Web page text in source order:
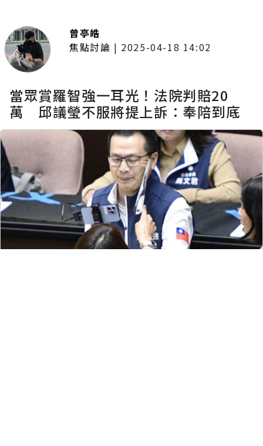
曾亭皓
焦點討論 | 2025-04-18 14:02
當眾賞羅智強一耳光！法院判賠20
萬 邱議瑩不服將提上訴：奉陪到底